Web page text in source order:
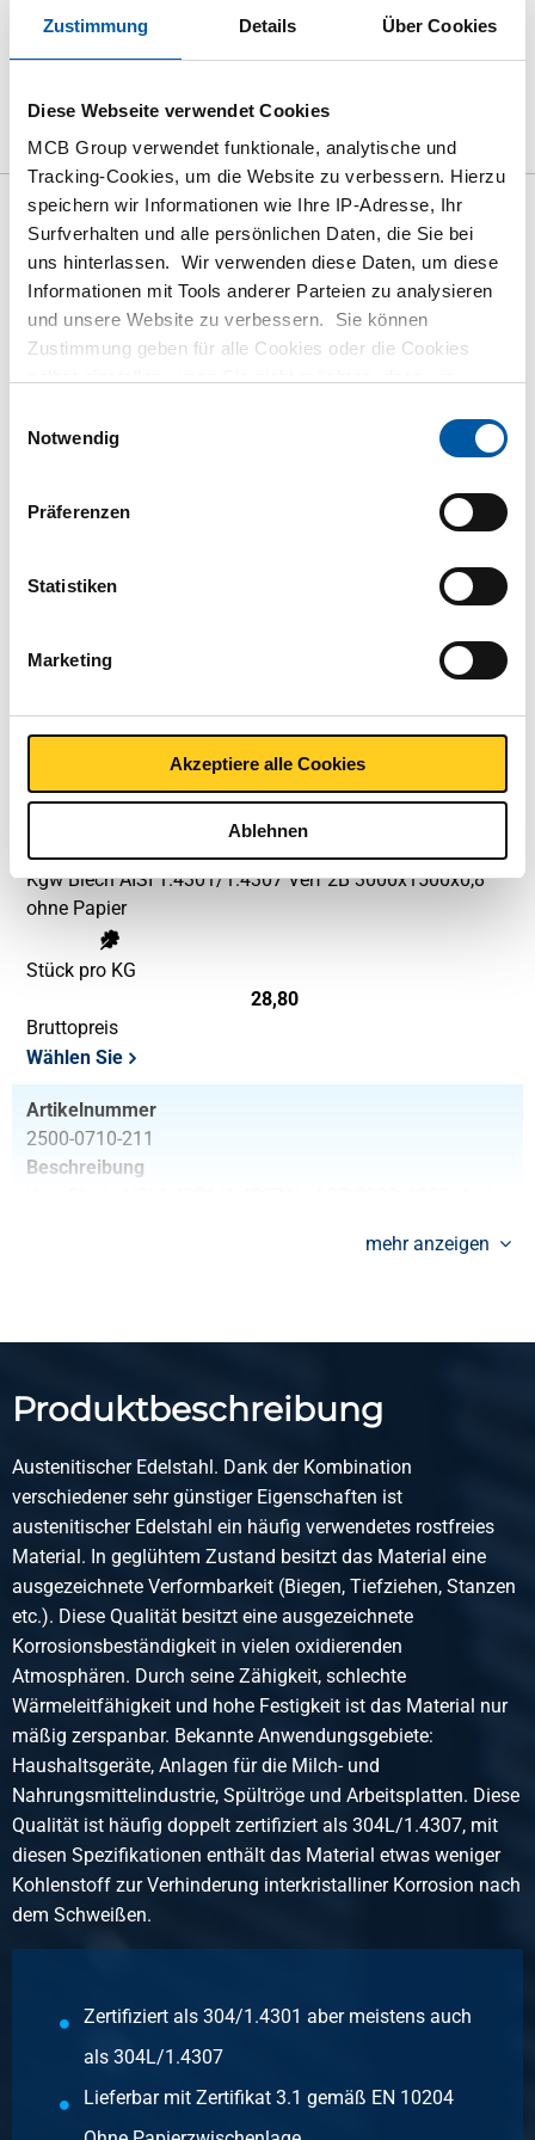
Zustimmung Details Über Cookies
Diese Webseite verwendet Cookies
MCB Group verwendet funktionale, analytische und
Tracking-Cookies, um die Website zu verbessern. Hierzu
speichern wir Informationen wie Ihre IP-Adresse, Ihr
Surfverhalten und alle persönlichen Daten, die Sie bei
uns hinterlassen. Wir verwenden diese Daten, um diese
Informationen mit Tools anderer Parteien zu analysieren
und unsere Website zu verbessern. Sie können
Zustimmung geben für alle Cookies oder die Cookies
Informationen zu den von uns gespeicherten Cookies und
den Parteien mit denen wir zusammenarbeiten, finden
hier
unsere Richtlinien an.
Notwendig
Präferenzen
Statistiken
Marketing
Akzeptiere alle Cookies
Ablehnen
Downloads Spezifikationen
Bruttopreisliste: Kgw
Blech/Band 304/304L
1.4301/1.4307 Verf 2B ohne
Papier
2500-0710-2512508
Kgw Blech AISI 1.4301/1.4307 Verf 2B 2500x1250x0,8
ohne Papier
Stück pro KG
Bruttopreis
Wählen Sie
Artikelnummer
Kgw Blech AISI 1.4301/1.4307 Verf 2B 3000x1500x0,8
ohne Papier
Stück pro KG
28,80
Bruttopreis
Wählen Sie
Artikelnummer
2500-0710-211
Beschreibung
Bruttopreis
Artikelnummer
2500-0710-251251
Kgw Blech AISI 1.4301/1.4307 Verf 2B 2500x1250x1 ohne
Papier
Stück pro KG
Bruttopreis
Wählen Sie
Artikelnummer
2500-0710-3151
Beschreibung
Kgw Blech AISI 1.4301/1.4307 Verf 2B 3000x1500x1 ohne
Papier
Stück pro KG
36,00
Wählen Sie
Artikelnummer
2500-0710-31512
Beschreibung
mehr anzeigen
Produktbeschreibung
Austenitischer Edelstahl. Dank der Kombination
verschiedener sehr günstiger Eigenschaften ist
austenitischer Edelstahl ein häufig verwendetes rostfreies
Material. In geglühtem Zustand besitzt das Material eine
ausgezeichnete Verformbarkeit (Biegen, Tiefziehen, Stanzen
etc.). Diese Qualität besitzt eine ausgezeichnete
Korrosionsbeständigkeit in vielen oxidierenden
Atmosphären. Durch seine Zähigkeit, schlechte
Wärmeleitfähigkeit und hohe Festigkeit ist das Material nur
mäßig zerspanbar. Bekannte Anwendungsgebiete:
Haushaltsgeräte, Anlagen für die Milch- und
Nahrungsmittelindustrie, Spültröge und Arbeitsplatten. Diese
Qualität ist häufig doppelt zertifiziert als 304L/1.4307, mit
diesen Spezifikationen enthält das Material etwas weniger
Kohlenstoff zur Verhinderung interkristalliner Korrosion nach
dem Schweißen.
Zertifiziert als 304/1.4301 aber meistens auch
als 304L/1.4307
Lieferbar mit Zertifikat 3.1 gemäß EN 10204